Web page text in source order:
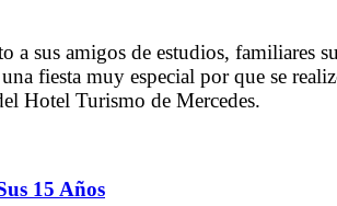
a sus amigos de estudios, familiares
fiesta muy especial por que se
Hotel Turismo de Mercedes.
15 Años